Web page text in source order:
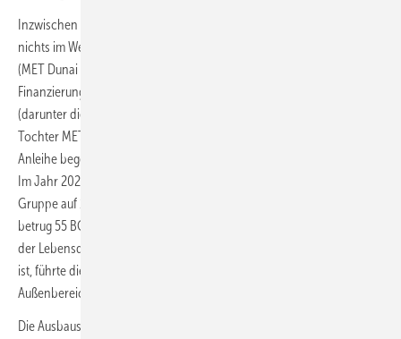
Inzwischen hat man sich hier verständigt. Dem MET Projekt steht
nichts im Wege. Zur Refinanzierung zweier bestehender Solarparks
(MET Dunai Solar Park und MET Kabai Solar Park) sowie zur
Finanzierung des Erwerbs und des Baus von drei neuen Solarparks
(darunter die Anlagen in Gerjen und Söjtör) hat die MET Group-
Tochter MET Hungary Solar Park Kft. im Jahr 2021 erfolgreich eine
Anleihe begeben, die anschließend ebenfalls ein grünes Rating erhielt.
Im Jahr 2021 beliefen sich die konsolidierten Umsatzerlöse der MET-
Gruppe auf 18,1 Mrd. EUR, das Volumen des gehandelten Erdgases
betrug 55 BCM, der gehandelte Strom 50+ TWh. Da die Verbesserung
der Lebensqualität vor Ort ebenfalls ein wichtiger Teil der Umsetzung
ist, führte die MET Group Verbesserungen im Innen- und
Außenbereich der örtlichen Kindergärten und Schulen durch.
Die Ausbaustrategie von MET für erneuerbare Energien zielt darauf ab,